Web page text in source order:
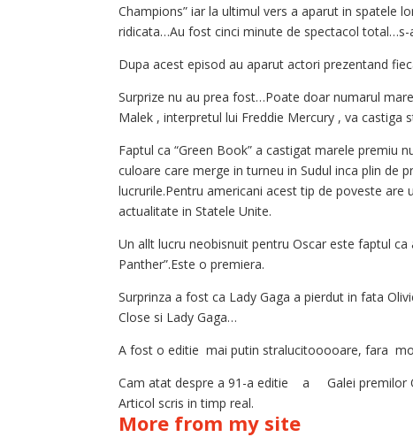
Champions” iar la ultimul vers a aparut in spatele
ridicata…Au fost cinci minute de spectacol
Dupa acest episod au aparut actori prezentand
Surprize nu au prea fost…Poate doar numarul
Malek , interpretul lui Freddie Mercury , va
Faptul ca “Green Book” a castigat marele premiu
culoare care merge in turneu in Sudul inca plin de
lucrurile.Pentru americani acest tip de poveste
actualitate in Statele Unite.
Un allt lucru neobisnuit pentru Oscar este faptul
Panther”.Este o premiera.
Surprinza a fost ca Lady Gaga a pierdut in fata
Close si Lady Gaga…
A fost o editie mai putin stralucitooooare, fara
Cam atat despre a 91-a editie a Galei premilor
Articol scris in timp real.
More from my site